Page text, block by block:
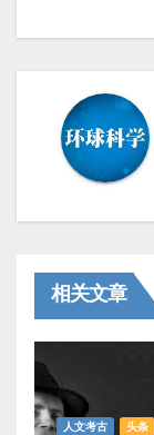
航
相关文章
人文考古 头条